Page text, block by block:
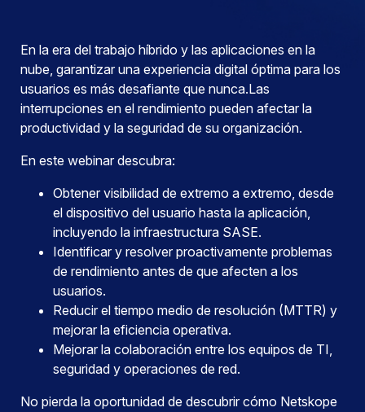
En la era del trabajo híbrido y las aplicaciones en la
nube, garantizar una experiencia digital óptima para los
usuarios es más desafiante que nunca.Las
interrupciones en el rendimiento pueden afectar la
productividad y la seguridad de su organización.
En este webinar descubra:
Obtener visibilidad de extremo a extremo, desde
el dispositivo del usuario hasta la aplicación,
incluyendo la infraestructura SASE.
Identificar y resolver proactivamente problemas
de rendimiento antes de que afecten a los
usuarios.
Reducir el tiempo medio de resolución (MTTR) y
mejorar la eficiencia operativa.
Mejorar la colaboración entre los equipos de TI,
seguridad y operaciones de red.
No pierda la oportunidad de descubrir cómo Netskope